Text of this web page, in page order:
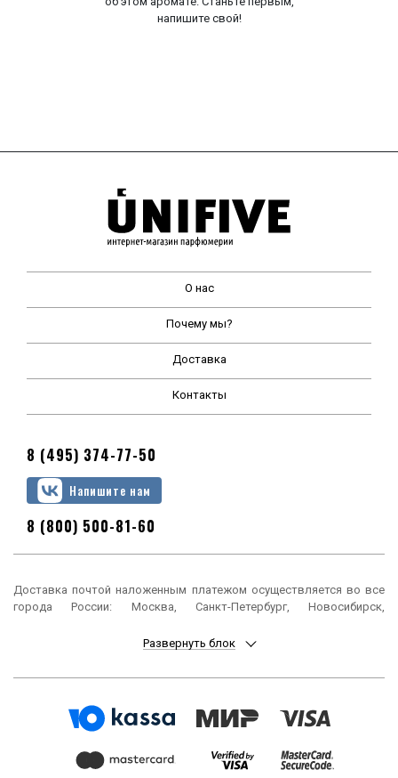
напишите свой!
О нас
Почему мы?
Доставка
Контакты
8 (495) 374-77-50
Напишите нам
8 (800) 500-81-60
Доставка почтой наложенным платежом осуществляется во все
города России: Москва, Санкт-Петербург, Новосибирск,
Ростов-на-Дону, Уфа, Красноярск, Пермь, Воронеж, Волгоград,
Ульяновск, Иркутск, Хабаровск, Ярославль, Владивосток, Томск,
Челны, Пенза, Липецк, Киров, Чебоксары, Тула, Калининград,
Балашиха, Курск, Ставрополь, Улан-Удэ, Тверь, Магнитогорск,
Архангельск, Чита, Калуга, Симферополь, Смоленск, Волжский,
Развернуть блок